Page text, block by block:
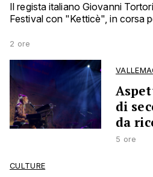
Il regista italiano Giovanni
Festival con "Ketticè", in corsa
2 ore
di
da
5 ore
CULTURE